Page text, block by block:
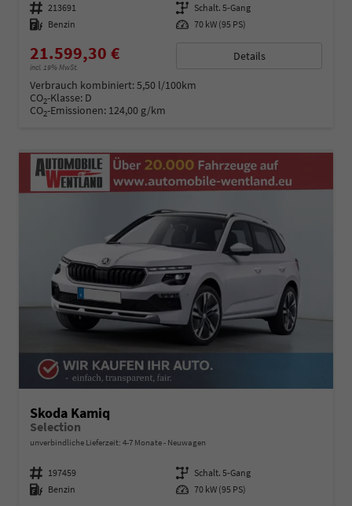
Fahrzeugnummer 213691 Getriebe Schalt. 5-Gang
Kraftstoff Benzin Leistung 70 kW (95 PS)
21.599,30 €
incl. 19% MwSt.
Details
Verbrauch kombiniert:5,50 l/100km
CO2-Klasse: D
CO2-Emissionen: 124,00 g/km
Skoda Kamiq
Selection
unverbindliche Lieferzeit: 4-7 Monate Neuwagen
Fahrzeugnummer 197459 Getriebe Schalt. 5-Gang
Kraftstoff Benzin Leistung 70 kW (95 PS)